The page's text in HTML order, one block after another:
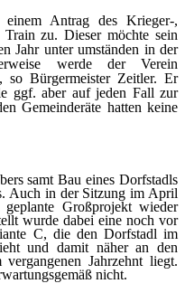
Antrag des Krieger-,
Train zu. Dieser möchte sein
Jahr unter umständen in der
werde der Verein
so Bürgermeister Zeitler. Er
ggf. aber auf jeden Fall zur
Gemeinderäte hatten keine
samt Bau eines Dorfstadls
Auch in der Sitzung im April
Großprojekt wieder
wurde dabei eine noch vor
C, die den Dorfstadl im
und damit näher an den
Jahrzehnt liegt.
nicht.